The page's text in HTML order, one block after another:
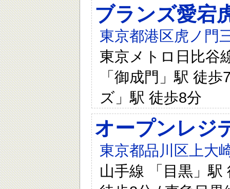
ブランズ愛宕
東京都港区虎ノ門
東京メトロ日比谷
「御成門」駅 徒
ズ」駅 徒歩8分
オープンレジ
東京都品川区上大
山手線 「目黒」駅